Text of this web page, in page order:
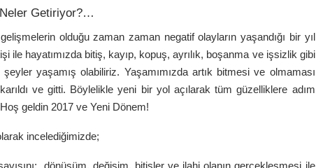
Neler Getiriyor?…
olduğu zaman zaman negatif olayların yaşandığı bir yıl
ile hayatımızda bitiş, kayıp, kopuş, ayrılık, boşanma ve işsizlik gibi
yaşamış olabiliriz. Yaşamımızda artık bitmesi ve olmaması
ve gitti. Böylelikle yeni bir yol açılarak tüm güzelliklere adım
geldin 2017 ve Yeni Dönem!
incelediğimizde;
dönüşüm, değişim, bitişler ve ilahi olanın gerçekleşmesi ile